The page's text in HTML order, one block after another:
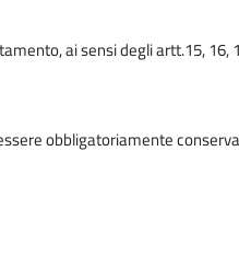
ai sensi degli artt.15, 16,
obbligatoriamente